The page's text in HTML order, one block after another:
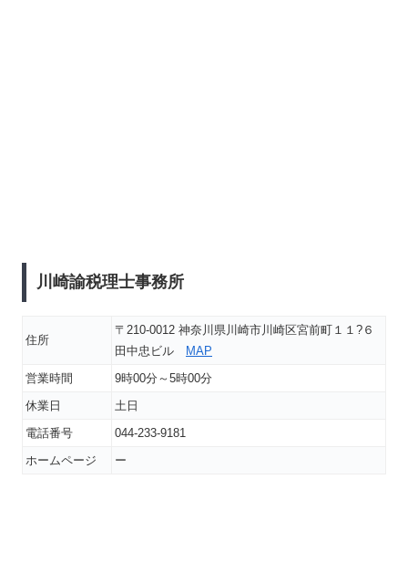
川崎諭税理士事務所
住所
〒210-0012 神奈川県川崎市川崎区宮前町１１?６
田中忠ビル MAP
営業時間
9時00分～5時00分
休業日
土日
電話番号
044-233-9181
ホームページ
ー